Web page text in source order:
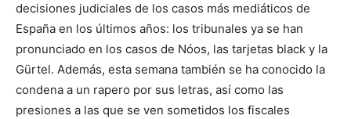
decisiones judiciales de los casos más mediáticos de
España en los últimos años: los tribunales ya se han
pronunciado en los casos de Nóos, las tarjetas black y la
Gürtel. Además, esta semana también se ha conocido la
condena a un rapero por sus letras, así como las
presiones a las que se ven sometidos los fiscales